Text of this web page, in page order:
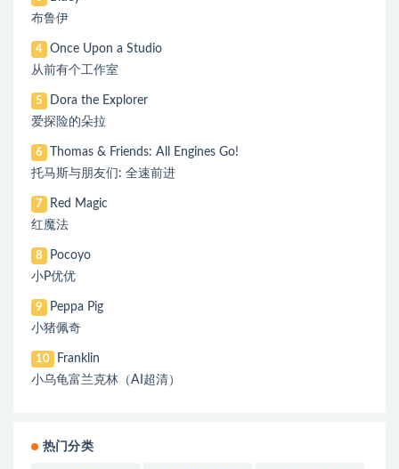
布鲁伊
4
Once Upon a Studio
从前有个工作室
5
Dora the Explorer
爱探险的朵拉
6
Thomas & Friends: All Engines Go!
托马斯与朋友们: 全速前进
7
Red Magic
红魔法
8
Pocoyo
小P优优
9
Peppa Pig
小猪佩奇
10
Franklin
小乌龟富兰克林（AI超清）
热门分类